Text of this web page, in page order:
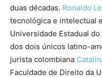
duas décadas. Ronaldo
tecnológica e intelectual
Universidade Estadual
dos dois únicos latino-
jurista colombiana
Faculdade de Direito da